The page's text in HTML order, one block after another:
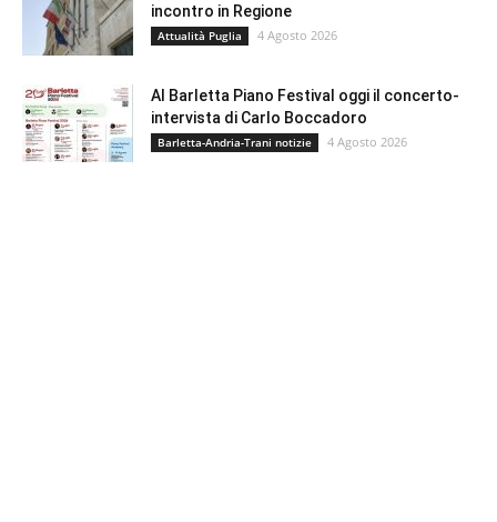
incontro in Regione
Attualità Puglia 4 Agosto 2026
Al Barletta Piano Festival oggi il concerto-
intervista di Carlo Boccadoro
Barletta-Andria-Trani notizie 4 Agosto 2026